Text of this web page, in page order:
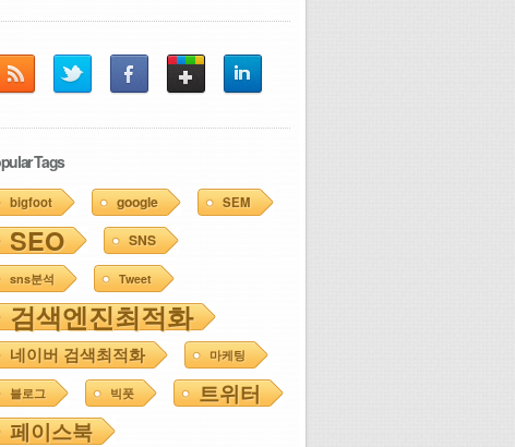
Tags
bigfoot google SEM
SEO SNS
sns분석 Tweet
검색엔진최적화
네이버 검색최적화 마케팅
블로그 빅풋
트위터
페이스북